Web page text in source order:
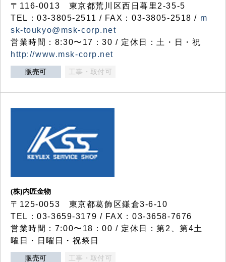
〒116-0013 東京都荒川区西日暮里2-35-5
TEL：03-3805-2511 / FAX：03-3805-2518 / m
sk-toukyo@msk-corp.net
営業時間：8:30〜17：30 / 定休日：土・日・祝
http://www.msk-corp.net
販売可 工事・取付可
(株)内匠金物
〒125-0053 東京都葛飾区鎌倉3-6-10
TEL：03-3659-3179 / FAX：03-3658-7676
営業時間：7:00〜18：00 / 定休日：第2、第4土
曜日・日曜日・祝祭日
販売可 工事・取付可